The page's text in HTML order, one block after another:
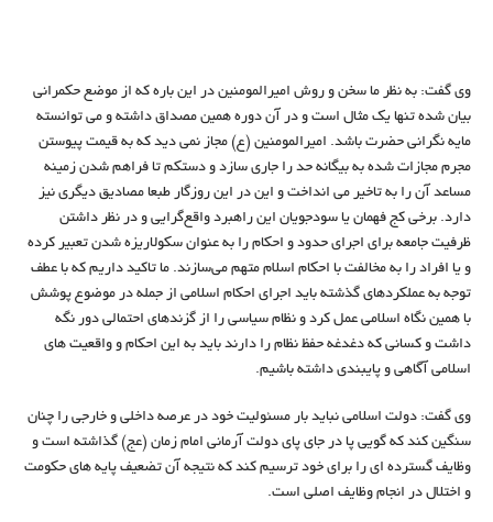
وی گفت: به نظر ما سخن و روش امیرالمومنین در این باره که از موضع حکمرانی
بیان شده تنها یک مثال است و در آن دوره همین مصداق داشته و می توانسته
مایه نگرانی حضرت باشد. امیرالمومنین (ع) مجاز نمی دید که به قیمت پیوستن
مجرم مجازات شده به بیگانه حد را جاری سازد و دستکم تا فراهم شدن زمینه
مساعد آن را به تاخیر می انداخت و این در این روزگار طبعا مصادیق دیگری نیز
دارد. برخی کج فهمان یا سودجویان این راهبرد واقع‌گرایی و در نظر داشتن
ظرفیت جامعه برای اجرای حدود و احکام را به عنوان سکولاریزه شدن تعبیر کرده
و یا افراد را به مخالفت با احکام اسلام متهم می‌سازند. ما تاکید داریم که با عطف
توجه به عملکردهای گذشته باید اجرای احکام اسلامی از جمله در موضوع پوشش
با همین نگاه اسلامی عمل کرد و نظام سیاسی را از گزندهای احتمالی دور نگه
داشت و کسانی که دغدغه حفظ نظام را دارند باید به این احکام و واقعیت های
اسلامی آگاهی و پایبندی داشته باشیم.
وی گفت: دولت اسلامی نباید بار مسئولیت خود در عرصه داخلی و خارجی را چنان
سنگین کند که گویی پا در جای پای دولت آرمانی امام زمان (عج) گذاشته است و
وظایف گسترده ای را برای خود ترسیم کند که نتیجه آن تضعیف پایه های حکومت
و اختلال در انجام وظایف اصلی است.